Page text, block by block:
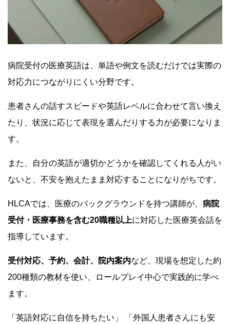
病院受付の医療英語は、単語や例文を読むだけでは実際の
対応力につながりにくい分野です。
患者さんの話すスピードや英語レベルに合わせて言い換え
たり、状況に応じて表現を選んだりする力が必要になりま
す。
また、自分の英語が適切かどうかを確認してくれる人がい
ないと、不安を抱えたまま対応することになりがちです。
HLCAでは、医療のバックグラウンドを持つ講師が、 病院
受付・医療事務を含む20職種以上に対応した医療英会話を
指導しています。
受付対応、予約、会計、院内案内など、現場を想定した約
200種類の教材を使い、ロールプレイ中心で実践的に学べ
ます。
「英語対応に自信を持ちたい」
「外国人患者さんにも安